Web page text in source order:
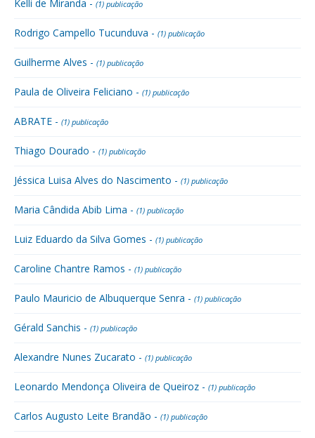
Kelli de Miranda - (1) publicação
Rodrigo Campello Tucunduva - (1) publicação
Guilherme Alves - (1) publicação
Paula de Oliveira Feliciano - (1) publicação
ABRATE - (1) publicação
Thiago Dourado - (1) publicação
Jéssica Luisa Alves do Nascimento - (1) publicação
Maria Cândida Abib Lima - (1) publicação
Luiz Eduardo da Silva Gomes - (1) publicação
Caroline Chantre Ramos - (1) publicação
Paulo Mauricio de Albuquerque Senra - (1) publicação
Gérald Sanchis - (1) publicação
Alexandre Nunes Zucarato - (1) publicação
Leonardo Mendonça Oliveira de Queiroz - (1) publicação
Carlos Augusto Leite Brandão - (1) publicação